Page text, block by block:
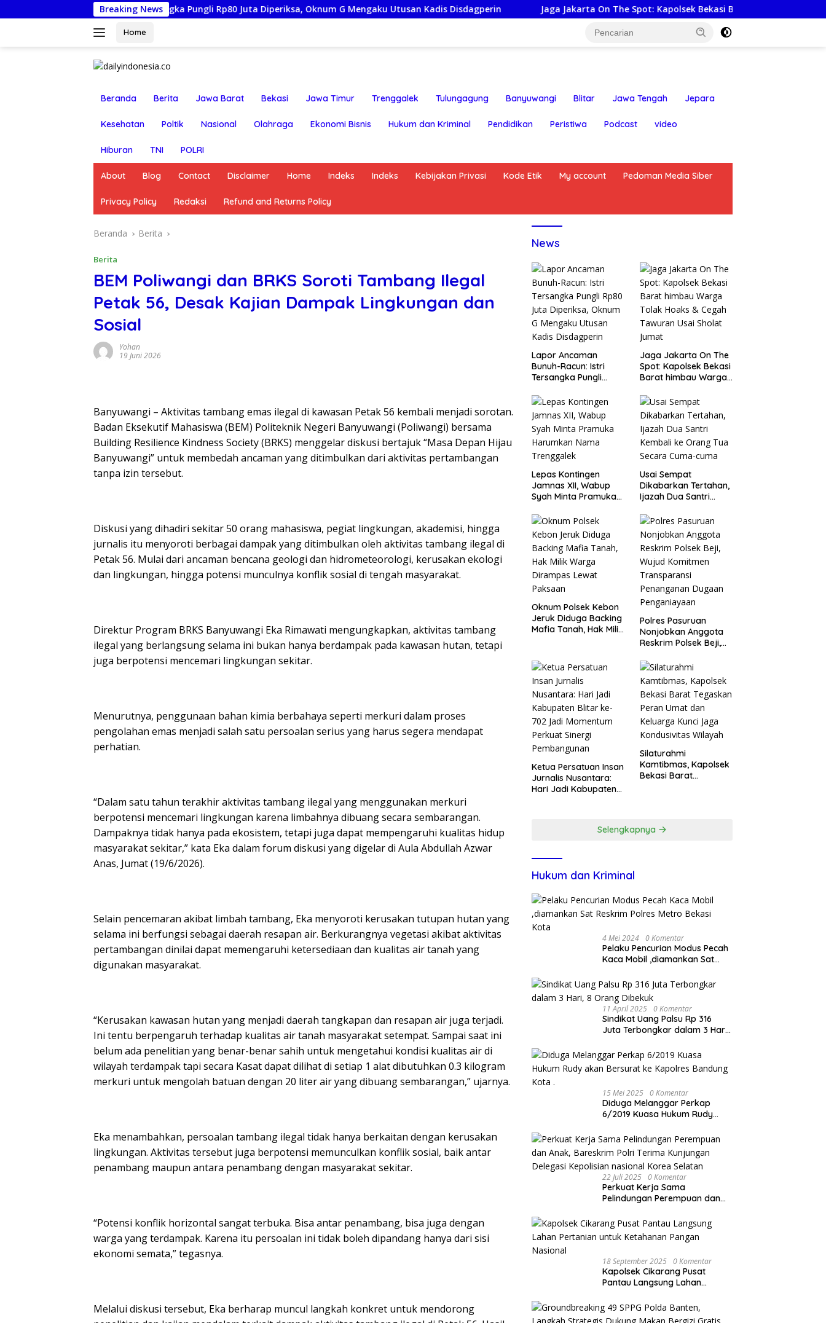
ke
Breaking News
Racun: Istri Tersangka Pungli Rp80 Juta Diperiksa, Oknum G Mengaku Utusan Kadis Disdagperin Jaga Jakarta On The Spot: Kapolsek Bekasi Barat himbau Warga Tolak Hoaks &
Home
Beranda Berita Jawa Barat Bekasi Jawa Timur Trenggalek Tulungagung Banyuwangi Blitar Jawa Tengah Jepara
Kesehatan Poltik Nasional Olahraga Ekonomi Bisnis Hukum dan Kriminal Pendidikan Peristiwa Podcast video
Hiburan TNI POLRI
About Blog Contact Disclaimer Home Indeks Indeks Kebijakan Privasi Kode Etik My account Pedoman Media Siber
Privacy Policy Redaksi Refund and Returns Policy
Beranda Berita
Berita
BEM Poliwangi dan BRKS Soroti Tambang Ilegal
Petak 56, Desak Kajian Dampak Lingkungan dan
Sosial
Yohan
19 Juni 2026
Banyuwangi – Aktivitas tambang emas ilegal di kawasan Petak 56 kembali menjadi sorotan.
Badan Eksekutif Mahasiswa (BEM) Politeknik Negeri Banyuwangi (Poliwangi) bersama
Building Resilience Kindness Society (BRKS) menggelar diskusi bertajuk “Masa Depan Hijau
Banyuwangi” untuk membedah ancaman yang ditimbulkan dari aktivitas pertambangan
tanpa izin tersebut.
Diskusi yang dihadiri sekitar 50 orang mahasiswa, pegiat lingkungan, akademisi, hingga
jurnalis itu menyoroti berbagai dampak yang ditimbulkan oleh aktivitas tambang ilegal di
Petak 56. Mulai dari ancaman bencana geologi dan hidrometeorologi, kerusakan ekologi
dan lingkungan, hingga potensi munculnya konflik sosial di tengah masyarakat.
Direktur Program BRKS Banyuwangi Eka Rimawati mengungkapkan, aktivitas tambang
ilegal yang berlangsung selama ini bukan hanya berdampak pada kawasan hutan, tetapi
juga berpotensi mencemari lingkungan sekitar.
Menurutnya, penggunaan bahan kimia berbahaya seperti merkuri dalam proses
pengolahan emas menjadi salah satu persoalan serius yang harus segera mendapat
perhatian.
“Dalam satu tahun terakhir aktivitas tambang ilegal yang menggunakan merkuri
berpotensi mencemari lingkungan karena limbahnya dibuang secara sembarangan.
Dampaknya tidak hanya pada ekosistem, tetapi juga dapat mempengaruhi kualitas hidup
masyarakat sekitar,” kata Eka dalam forum diskusi yang digelar di Aula Abdullah Azwar
Anas, Jumat (19/6/2026).
Selain pencemaran akibat limbah tambang, Eka menyoroti kerusakan tutupan hutan yang
selama ini berfungsi sebagai daerah resapan air. Berkurangnya vegetasi akibat aktivitas
pertambangan dinilai dapat memengaruhi ketersediaan dan kualitas air tanah yang
digunakan masyarakat.
“Kerusakan kawasan hutan yang menjadi daerah tangkapan dan resapan air juga terjadi.
Ini tentu berpengaruh terhadap kualitas air tanah masyarakat setempat. Sampai saat ini
belum ada penelitian yang benar-benar sahih untuk mengetahui kondisi kualitas air di
wilayah terdampak tapi secara Kasat dapat dilihat di setiap 1 alat dibutuhkan 0.3 kilogram
merkuri untuk mengolah batuan dengan 20 liter air yang dibuang sembarangan,” ujarnya.
Eka menambahkan, persoalan tambang ilegal tidak hanya berkaitan dengan kerusakan
lingkungan. Aktivitas tersebut juga berpotensi memunculkan konflik sosial, baik antar
penambang maupun antara penambang dengan masyarakat sekitar.
“Potensi konflik horizontal sangat terbuka. Bisa antar penambang, bisa juga dengan
warga yang terdampak. Karena itu persoalan ini tidak boleh dipandang hanya dari sisi
ekonomi semata,” tegasnya.
Melalui diskusi tersebut, Eka berharap muncul langkah konkret untuk mendorong
News
Lapor Ancaman
Bunuh-Racun: Istri
Tersangka Pungli
Oknum G Mengaku
Utusan Kadis
Disdagperin
Jaga Jakarta On The
Spot: Kapolsek Bekasi
Barat himbau Warga
Tawuran Usai Sholat
Jumat
Lepas Kontingen
Jamnas XII, Wabup
Syah Minta Pramuka
Trenggalek
Usai Sempat
Dikabarkan Tertahan,
Ijazah Dua Santri
Secara Cuma-cuma
Oknum Polsek Kebon
Jeruk Diduga Backing
Mafia Tanah, Hak Milik
Polres Pasuruan
Nonjobkan Anggota
Reskrim Polsek Beji,
Transparansi
Penanganan Dugaan
Penganiayaan
Ketua Persatuan Insan
Jurnalis Nusantara:
Hari Jadi Kabupaten
Silaturahmi
Kamtibmas, Kapolsek
Bekasi Barat
Selengkapnya
Hukum dan Kriminal
4 Mei 2024 0 Komentar
Pelaku Pencurian Modus Pecah
Kaca Mobil ,diamankan Sat
Kota
11 April 2025 0 Komentar
Sindikat Uang Palsu Rp 316
Juta Terbongkar dalam 3 Hari,
15 Mei 2025 0 Komentar
Diduga Melanggar Perkap
6/2019 Kuasa Hukum Rudy
Bandung Kota .
22 Juli 2025 0 Komentar
Perkuat Kerja Sama
Pelindungan Perempuan dan
Kunjungan Delegasi Kepolisian
nasional Korea Selatan
18 September 2025 0 Komentar
Kapolsek Cikarang Pusat
Pantau Langsung Lahan
Pangan Nasional